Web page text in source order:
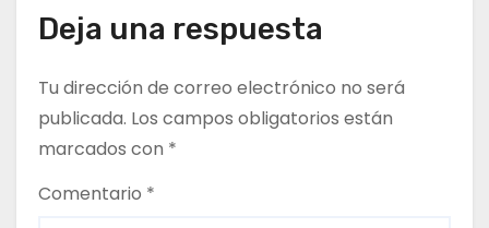
e
t
r
a
Deja una respuesta
Tu dirección de correo electrónico no será
publicada. Los campos obligatorios están
marcados con *
Comentario *